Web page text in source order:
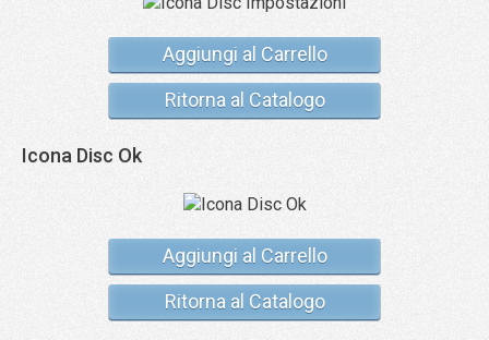
Aggiungi al Carrello
Ritorna al Catalogo
Icona Disc Ok
Aggiungi al Carrello
Ritorna al Catalogo